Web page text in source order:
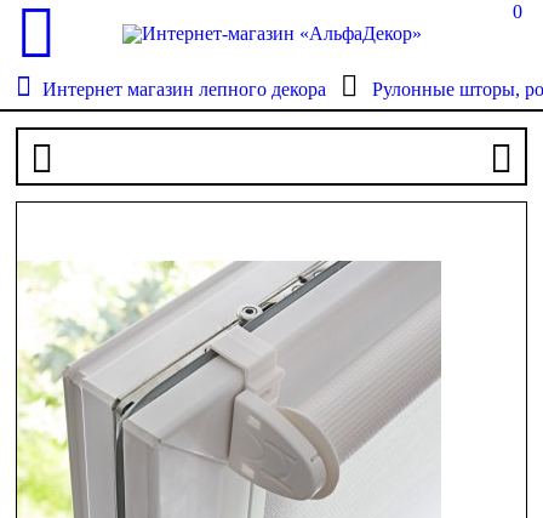
0
Интернет магазин лепного декора Рулонные шторы,